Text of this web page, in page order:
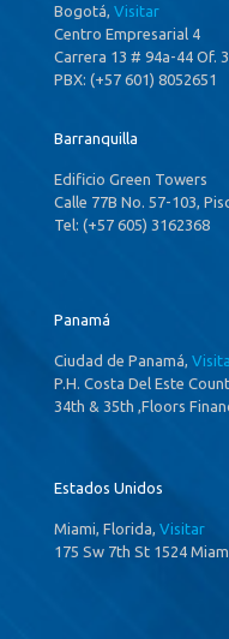
Bogotá, Visitar
Centro Empresarial 4
Carrera 13 # 94a-44 Of.
PBX: (+57 601) 8052651
Barranquilla
Edificio Green Towers
Calle 77B No. 57-103,
Tel: (+57 605) 3162368
Panamá
Ciudad de Panamá,
P.H. Costa Del Este
34th & 35th ,Floors
Estados Unidos
Miami, Florida, Visitar
175 Sw 7th St 1524